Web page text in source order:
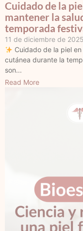
Cuidado de la
mantener la
temporada
11 de diciembre de 2025
Cuidado de la piel
cutánea durante la
son...
Read More